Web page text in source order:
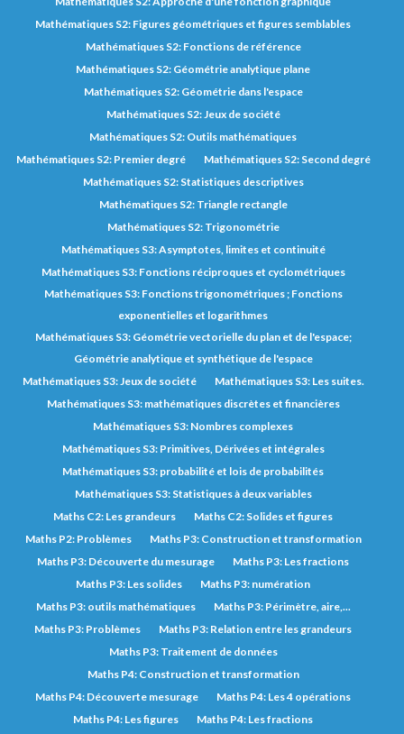
Mathématiques S2: Figures géométriques et figures semblables
Mathématiques S2: Fonctions de référence
Mathématiques S2: Géométrie analytique plane
Mathématiques S2: Géométrie dans l'espace
Mathématiques S2: Jeux de société
Mathématiques S2: Outils mathématiques
Mathématiques S2: Premier degré
Mathématiques S2: Second degré
Mathématiques S2: Statistiques descriptives
Mathématiques S2: Triangle rectangle
Mathématiques S2: Trigonométrie
Mathématiques S3: Asymptotes, limites et continuité
Mathématiques S3: Fonctions réciproques et cyclométriques
Mathématiques S3: Fonctions trigonométriques ; Fonctions
exponentielles et logarithmes
Mathématiques S3: Géométrie vectorielle du plan et de l'espace;
Géométrie analytique et synthétique de l'espace
Mathématiques S3: Jeux de société
Mathématiques S3: Les suites.
Mathématiques S3: mathématiques discrètes et financières
Mathématiques S3: Nombres complexes
Mathématiques S3: Primitives, Dérivées et intégrales
Mathématiques S3: probabilité et lois de probabilités
Mathématiques S3: Statistiques à deux variables
Maths C2: Les grandeurs
Maths C2: Solides et figures
Maths P2: Problèmes
Maths P3: Construction et transformation
Maths P3: Découverte du mesurage
Maths P3: Les fractions
Maths P3: Les solides
Maths P3: numération
Maths P3: outils mathématiques
Maths P3: Périmètre, aire,...
Maths P3: Problèmes
Maths P3: Relation entre les grandeurs
Maths P3: Traitement de données
Maths P4: Construction et transformation
Maths P4: Découverte mesurage
Maths P4: Les 4 opérations
Maths P4: Les figures
Maths P4: Les fractions